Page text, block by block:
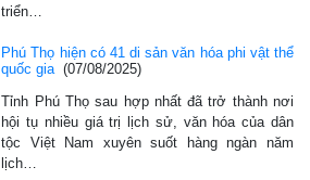
triển…
Phú Thọ hiện có 41 di sản văn hóa phi vật thể
quốc gia (07/08/2025)
Tỉnh Phú Thọ sau hợp nhất đã trở thành nơi
hội tụ nhiều giá trị lịch sử, văn hóa của dân
tộc Việt Nam xuyên suốt hàng ngàn năm
lịch…